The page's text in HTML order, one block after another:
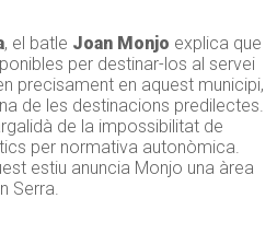
, el batle Joan Monjo explica que
per destinar-los al servei
precisament en aquest municipi,
de les destinacions predilectes.
de la impossibilitat de
per normativa autonòmica.
estiu anuncia Monjo una àrea
Serra.